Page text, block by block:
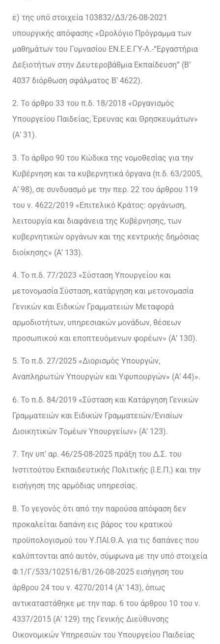
ε) της υπό στοιχεία 103832/Δ3/26-08-2021
υπουργικής απόφασης «Ωρολόγιο Πρόγραμμα των
μαθημάτων του Γυμνασίου ΕΝ.Ε.Ε.ΓΥ-Λ.-“Εργαστήρια
Δεξιοτήτων στην Δευτεροβάθμια Εκπαίδευση” (Β’
4037 διόρθωση σφάλματος Β’ 4622).
2. Το άρθρο 33 του π.δ. 18/2018 «Οργανισμός
Υπουργείου Παιδείας, Έρευνας και Θρησκευμάτων»
(Α’ 31).
3. Το άρθρο 90 του Κώδικα της νομοθεσίας για την
Κυβέρνηση και τα κυβερνητικά όργανα (π.δ. 63/2005,
Α’ 98), σε συνδυασμό με την περ. 22 του άρθρου 119
του ν. 4622/2019 «Επιτελικό Κράτος: οργάνωση,
λειτουργία και διαφάνεια της Κυβέρνησης, των
κυβερνητικών οργάνων και της κεντρικής δημόσιας
διοίκησης» (Α’ 133).
4. Το π.δ. 77/2023 «Σύσταση Υπουργείου και
μετονομασία Σύσταση, κατάργηση και μετονομασία
Γενικών και Ειδικών Γραμματειών Μεταφορά
αρμοδιοτήτων, υπηρεσιακών μονάδων, θέσεων
προσωπικού και εποπτευόμενων φορέων» (Α’ 130).
5. Το π.δ. 27/2025 «Διορισμός Υπουργών,
Αναπληρωτών Υπουργών και Υφυπουργών» (Α’ 44)».
6. Το π.δ. 84/2019 «Σύσταση και Κατάργηση Γενικών
Γραμματειών και Ειδικών Γραμματειών/Ενιαίων
Διοικητικών Τομέων Υπουργείων» (Α’ 123).
7. Την υπ’ αρ. 46/25-08-2025 πράξη του Δ.Σ. του
Ινστιτούτου Εκπαιδευτικής Πολιτικής (Ι.Ε.Π.) και την
εισήγηση της αρμόδιας υπηρεσίας.
8. Το γεγονός ότι από την παρούσα απόφαση δεν
προκαλείται δαπάνη εις βάρος του κρατικού
προϋπολογισμού του Υ.ΠΑΙ.Θ.Α. για τις δαπάνες που
καλύπτονται από αυτόν, σύμφωνα με την υπό στοιχεία
Φ.1/Γ/533/102516/Β1/26-08-2025 εισήγηση του
άρθρου 24 του ν. 4270/2014 (Α’ 143), όπως
αντικαταστάθηκε με την παρ. 6 του άρθρου 10 του ν.
4337/2015 (Α’ 129) της Γενικής Διεύθυνσης
Οικονομικών Υπηρεσιών του Υπουργείου Παιδείας